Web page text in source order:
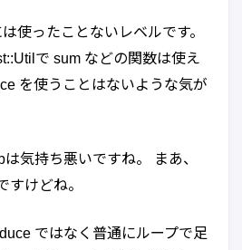
使ったことないレベルです。
で sum などの関数は使え
を使うことはないような気が
気持ち悪いですね。 まあ、
すけどね。
ではなく普通にループで足